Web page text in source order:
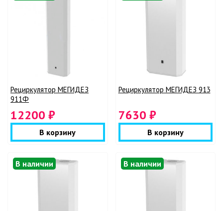
Рециркулятор МЕГИДЕЗ
911Ф
12200 ₽
В корзину
Рециркулятор МЕГИДЕЗ 913
7630 ₽
В корзину
В наличии В наличии